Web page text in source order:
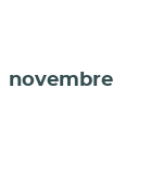
novembre